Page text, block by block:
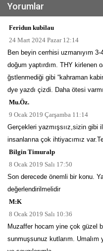
Yorumlar
Feridun kubilau
24 Mart 2024 Pazar 12:14
Ben beyin cerrhisi uzmanıyım
doğum yaptırdım. THY kirlenen
ğstlenmediği gibi “kahraman
dye yazdı çizdi. Daha ötesi
Mu.Öz.
9 Ocak 2019 Çarşamba 11:14
Gerçekleri yazmışsıız,sizin gibi
insanlarına çok ihtiyacımız
Bilgin Timuralp
8 Ocak 2019 Salı 17:50
Son derecede önemli bir konu.
değerlendirilmelidir
M:K
8 Ocak 2019 Salı 10:36
Muzaffer hocam yine çok güzel
sunmuşsunuz kutlarım.